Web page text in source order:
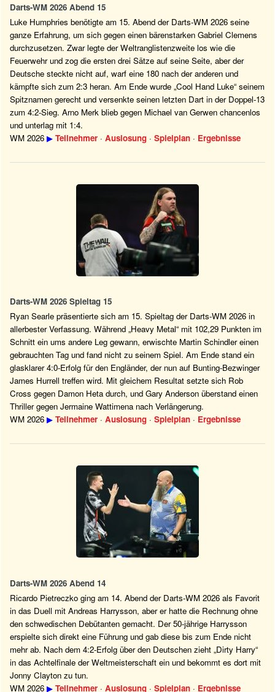
Darts-WM 2026 Abend 15
Luke Humphries benötigte am 15. Abend der Darts-WM 2026 seine
ganze Erfahrung, um sich gegen einen bärenstarken Gabriel Clemens
durchzusetzen. Zwar legte der Weltranglistenzweite los wie die
Feuerwehr und zog die ersten drei Sätze auf seine Seite, aber der
Deutsche steckte nicht auf, warf eine 180 nach der anderen und
kämpfte sich zum 2:3 heran. Am Ende wurde „Cool Hand Luke“ seinem
Spitznamen gerecht und versenkte seinen letzten Dart in der Doppel-13
zum 4:2-Sieg. Arno Merk blieb gegen Michael van Gerwen chancenlos
und unterlag mit 1:4.
WM 2026 ▶ Teilnehmer · Auslosung · Spielplan · Ergebnisse
Darts-WM 2026 Spieltag 15
Ryan Searle präsentierte sich am 15. Spieltag der Darts-WM 2026 in
allerbester Verfassung. Während „Heavy Metal“ mit 102,29 Punkten im
Schnitt ein ums andere Leg gewann, erwischte Martin Schindler einen
gebrauchten Tag und fand nicht zu seinem Spiel. Am Ende stand ein
glasklarer 4:0-Erfolg für den Engländer, der nun auf Bunting-Bezwinger
James Hurrell treffen wird. Mit gleichem Resultat setzte sich Rob
Cross gegen Damon Heta durch, und Gary Anderson überstand einen
Thriller gegen Jermaine Wattimena nach Verlängerung.
WM 2026 ▶ Teilnehmer · Auslosung · Spielplan · Ergebnisse
Darts-WM 2026 Abend 14
Ricardo Pietreczko ging am 14. Abend der Darts-WM 2026 als Favorit
in das Duell mit Andreas Harrysson, aber er hatte die Rechnung ohne
den schwedischen Debütanten gemacht. Der 50-jährige Harrysson
erspielte sich direkt eine Führung und gab diese bis zum Ende nicht
mehr ab. Nach dem 4:2-Erfolg über den Deutschen zieht „Dirty Harry“
in das Achtelfinale der Weltmeisterschaft ein und bekommt es dort mit
Jonny Clayton zu tun.
WM 2026 ▶ Teilnehmer · Auslosung · Spielplan · Ergebnisse